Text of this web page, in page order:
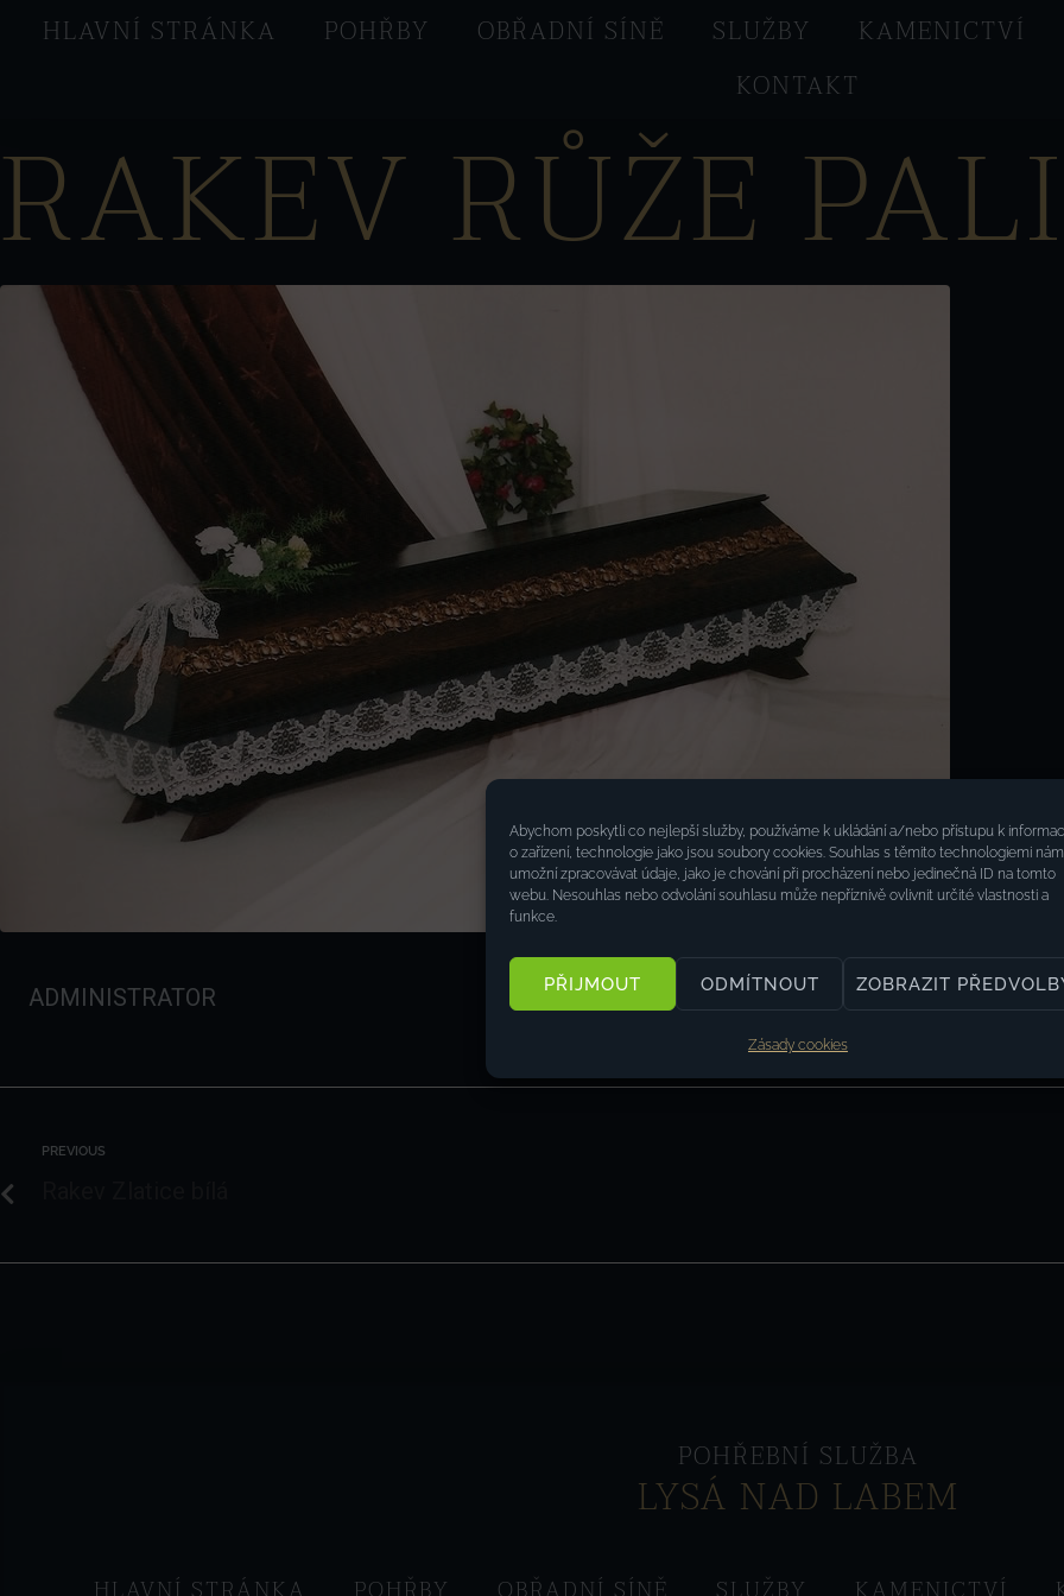
Abychom poskytli co nejlepší služby, používáme k ukládání a/nebo přístupu k
o zařízení, technologie jako jsou soubory cookies. Souhlas s těmito technologiemi nám
umožní zpracovávat údaje, jako je chování při procházení nebo jedinečná ID na tomto
webu. Nesouhlas nebo odvolání souhlasu může nepříznivě ovlivnit určité vlastnosti a
funkce.
PŘIJMOUT ODMÍTNOUT ZOBRAZIT
Zásady cookies
HLAVNÍ STRÁNKA POHŘBY OBŘADNÍ SÍNĚ SLUŽBY KAMENICTVÍ
KONTAKT
RAKEV RŮŽE
ADMINISTRATOR
PREVIOUS
POHŘEBNÍ SLUŽBA
LYSÁ NAD LABEM